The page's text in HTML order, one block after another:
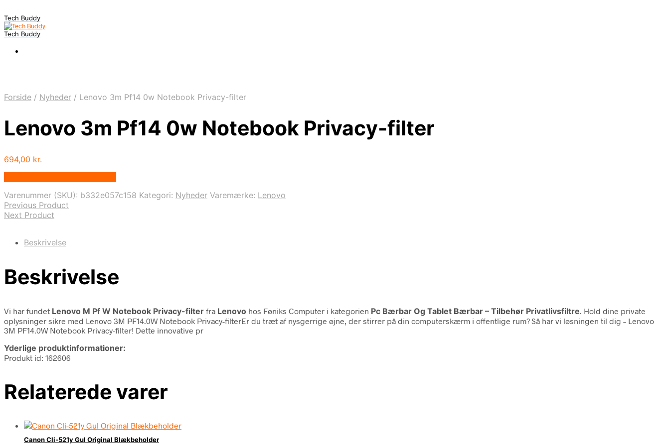
Tech Buddy
Tech Buddy
Forside / Nyheder / Lenovo 3m Pf14 0w Notebook Privacy-filter
Lenovo 3m Pf14 0w Notebook Privacy-filter
694,00 kr.
Varenummer (SKU): b332e057c158 Kategori: Nyheder Varemærke: Lenovo
Previous Product
Next Product
Beskrivelse
Beskrivelse
Vi har fundet Lenovo M Pf W Notebook Privacy-filter fra Lenovo hos Føniks Computer i kategorien Pc Bærbar Og Tablet Bærbar – Tilbehør Privatlivsfiltre . Hold dine private
oplysninger sikre med Lenovo 3M PF14.0W Notebook Privacy-filterEr du træt af nysgerrige øjne, der stirrer på din computerskærm i offentlige rum? Så har vi løsningen til dig – Lenovo
3M PF14.0W Notebook Privacy-filter! Dette innovative pr
Yderlige produktinformationer:
Produkt id: 162606
Relaterede varer
Canon Cli-521y Gul Original Blækbeholder